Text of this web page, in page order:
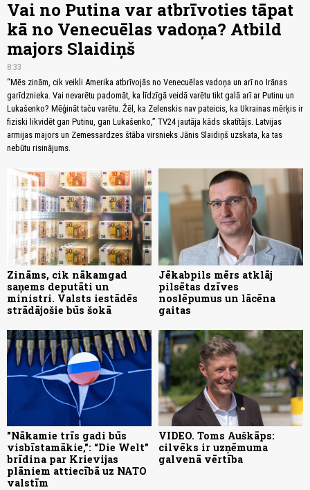
Vai no Putina var atbrīvoties tāpat
kā no Venecuēlas vadoņa? Atbild
majors Slaidiņš
8:33
“Mēs zinām, cik veikli Amerika atbrīvojās no Venecuēlas vadoņa un arī no Irānas
garīdznieka. Vai nevarētu padomāt, ka līdzīgā veidā varētu tikt galā arī ar Putinu un
Lukašenko? Mēģināt taču varētu. Žēl, ka Zelenskis nav pateicis, ka Ukrainas mērķis ir
fiziski likvidēt gan Putinu, gan Lukašenko,” TV24 jautāja kāds skatītājs. Latvijas
armijas majors un Zemessardzes štāba virsnieks Jānis Slaidiņš uzskata, ka tas
nebūtu risinājums.
Zināms, cik nākamgad
saņems deputāti un
ministri. Valsts iestādēs
strādājošie būs šokā
Jēkabpils mērs atklāj
pilsētas dzīves
noslēpumus un lācēna
gaitas
"Nākamie trīs gadi būs
visbīstamākie,": “Die Welt”
brīdina par Krievijas
plāniem attiecībā uz NATO
valstīm
VIDEO. Toms Auškāps:
cilvēks ir uzņēmuma
galvenā vērtība